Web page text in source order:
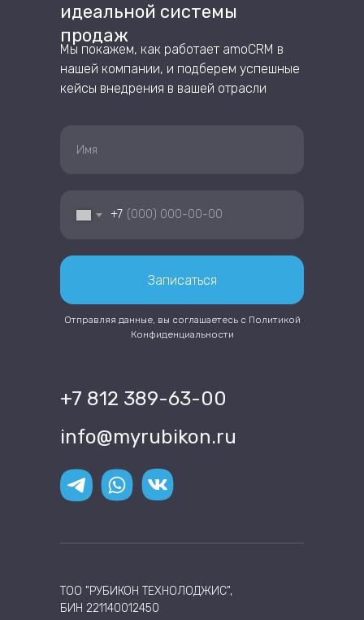
идеальной системы
продаж
Мы покажем, как работает amoCRM в
нашей компании, и подберем успешные
кейсы внедрения в вашей отрасли
+7 812 389-63-00
info@myrubikon.ru
ТОО "РУБИКОН ТЕХНОЛОДЖИС",
БИН 221140012450
+7
Записаться
Отправляя данные, вы соглашаетесь с Политикой
Конфиденциальности